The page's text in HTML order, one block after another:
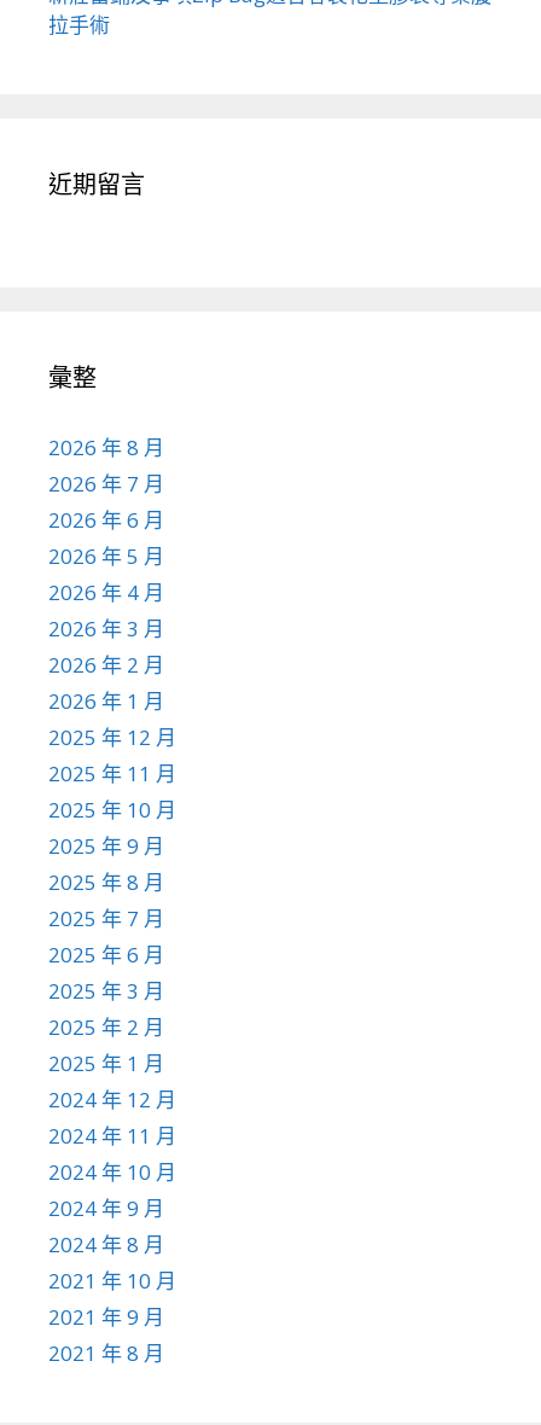
拉手術
近期留言
彙整
2026 年 8 月
2026 年 7 月
2026 年 6 月
2026 年 5 月
2026 年 4 月
2026 年 3 月
2026 年 2 月
2026 年 1 月
2025 年 12 月
2025 年 11 月
2025 年 10 月
2025 年 9 月
2025 年 8 月
2025 年 7 月
2025 年 6 月
2025 年 3 月
2025 年 2 月
2025 年 1 月
2024 年 12 月
2024 年 11 月
2024 年 10 月
2024 年 9 月
2024 年 8 月
2021 年 10 月
2021 年 9 月
2021 年 8 月